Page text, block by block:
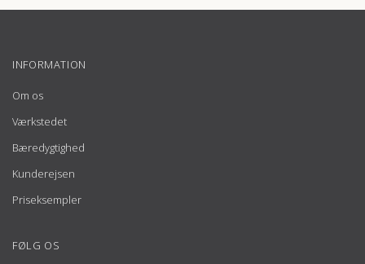
INFORMATION
Om os
Værkstedet
Bæredygtighed
Kunderejsen
Priseksempler
FØLG OS